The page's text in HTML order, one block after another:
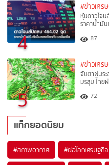
4
#ข่าวเศร
หุ้นดาวโจ
ราคาน้ำมั
87
5
#ข่าวเศร
จับตาฝนร
มรสุม ไทย
72
แท็กยอดนิยม
#สภาพอากาศ #ย่อโลกเศรษฐกิจ